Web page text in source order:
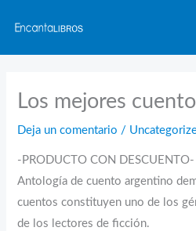
contenido
Los mejores
Deja un comentario /
-PRODUCTO CON
Antología de cuento argentino
cuentos constituyen uno de los
de los lectores de ficción.